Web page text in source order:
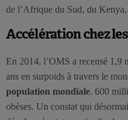
de l’Afrique du Sud, du
Accélération chez
En 2014, l’OMS a recensé 1,9
ans en surpoids à travers le
population mondiale. 600
obèses. Un constat qui